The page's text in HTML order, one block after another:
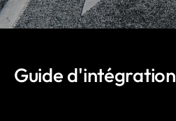
Guide d'intégration